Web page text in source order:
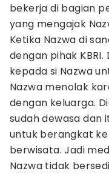
bekerja di bagian
yang mengajak
Ketika Nazwa di
dengan pihak
kepada si Nazwa
Nazwa menolak
dengan keluarga.
sudah dewasa dan
untuk berangkat
berwisata. Jadi
Nazwa tidak